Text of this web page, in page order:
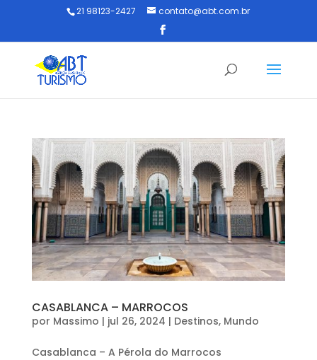
21 98123-2427 contato@abt.com.br
CASABLANCA – MARROCOS
por Massimo | jul 26, 2024 | Destinos, Mundo
Casablanca – A Pérola do Marrocos